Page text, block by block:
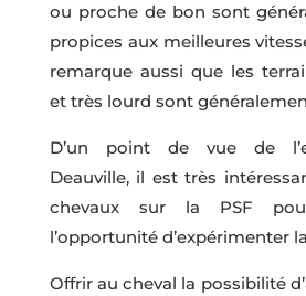
ou proche de bon sont
propices aux meilleures
remarque aussi que les
et très lourd sont
D’un point de vue de
Deauville, il est très
chevaux sur la PSF
l’opportunité d’expérimenter
Offrir au cheval la possibilité